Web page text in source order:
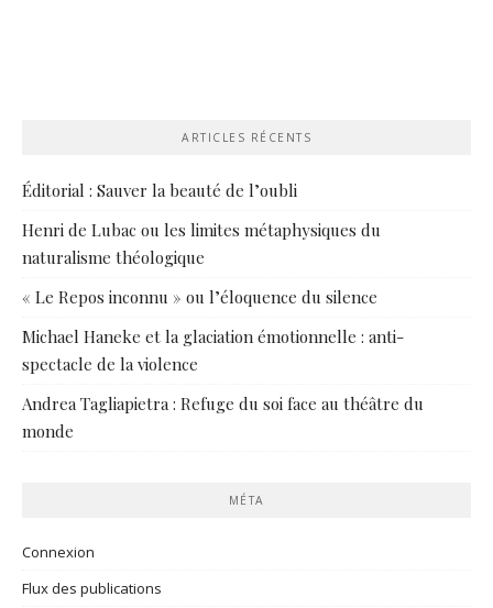
ARTICLES RÉCENTS
Éditorial : Sauver la beauté de l’oubli
Henri de Lubac ou les limites métaphysiques du
naturalisme théologique
« Le Repos inconnu » ou l’éloquence du silence
Michael Haneke et la glaciation émotionnelle : anti-
spectacle de la violence
Andrea Tagliapietra : Refuge du soi face au théâtre du
monde
MÉTA
Connexion
Flux des publications